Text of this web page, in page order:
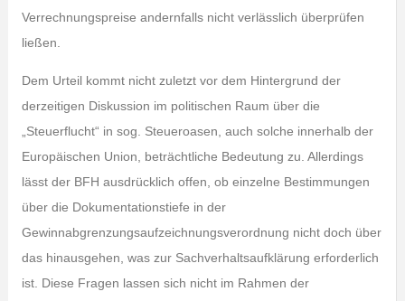
Verrechnungspreise andernfalls nicht verlässlich überprüfen
ließen.
Dem Urteil kommt nicht zuletzt vor dem Hintergrund der
derzeitigen Diskussion im politischen Raum über die
„Steuerflucht“ in sog. Steueroasen, auch solche innerhalb der
Europäischen Union, beträchtliche Bedeutung zu. Allerdings
lässt der BFH ausdrücklich offen, ob einzelne Bestimmungen
über die Dokumentationstiefe in der
Gewinnabgrenzungsaufzeichnungsverordnung nicht doch über
das hinausgehen, was zur Sachverhaltsaufklärung erforderlich
ist. Diese Fragen lassen sich nicht im Rahmen der